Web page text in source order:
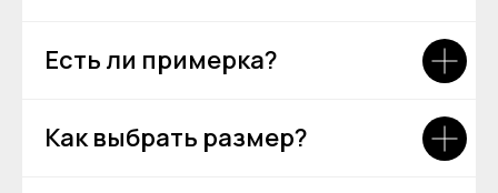
Есть ли примерка?
Как выбрать размер?